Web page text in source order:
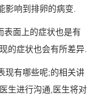
影响到排卵的病变.
面上的症状也是有
的症状也会有所差异.
有哪些呢;的相关讲
生进行沟通,医生将对